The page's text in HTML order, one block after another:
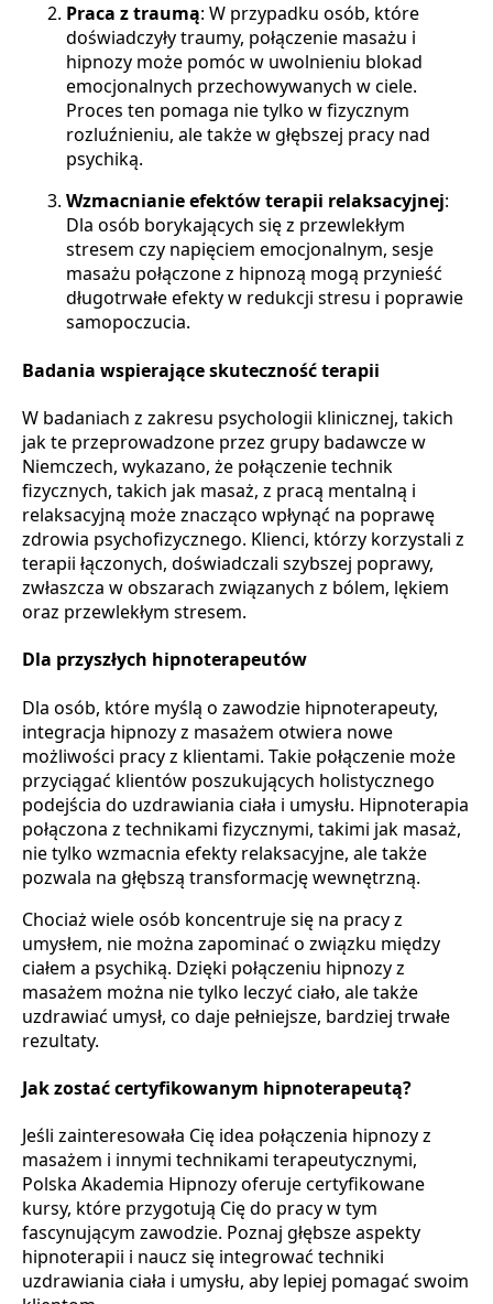
Praca z traumą: W przypadku osób, które
doświadczyły traumy, połączenie masażu i
hipnozy może pomóc w uwolnieniu blokad
emocjonalnych przechowywanych w ciele.
Proces ten pomaga nie tylko w fizycznym
rozluźnieniu, ale także w głębszej pracy nad
psychiką.
Wzmacnianie efektów terapii relaksacyjnej:
Dla osób borykających się z przewlekłym
stresem czy napięciem emocjonalnym, sesje
masażu połączone z hipnozą mogą przynieść
długotrwałe efekty w redukcji stresu i poprawie
samopoczucia.
Badania wspierające skuteczność terapii
W badaniach z zakresu psychologii klinicznej, takich
jak te przeprowadzone przez grupy badawcze w
Niemczech, wykazano, że połączenie technik
fizycznych, takich jak masaż, z pracą mentalną i
relaksacyjną może znacząco wpłynąć na poprawę
zdrowia psychofizycznego. Klienci, którzy korzystali z
terapii łączonych, doświadczali szybszej poprawy,
zwłaszcza w obszarach związanych z bólem, lękiem
oraz przewlekłym stresem.
Dla przyszłych hipnoterapeutów
Dla osób, które myślą o zawodzie hipnoterapeuty,
integracja hipnozy z masażem otwiera nowe
możliwości pracy z klientami. Takie połączenie może
przyciągać klientów poszukujących holistycznego
podejścia do uzdrawiania ciała i umysłu. Hipnoterapia
połączona z technikami fizycznymi, takimi jak masaż,
nie tylko wzmacnia efekty relaksacyjne, ale także
pozwala na głębszą transformację wewnętrzną.
Chociaż wiele osób koncentruje się na pracy z
umysłem, nie można zapominać o związku między
ciałem a psychiką. Dzięki połączeniu hipnozy z
masażem można nie tylko leczyć ciało, ale także
uzdrawiać umysł, co daje pełniejsze, bardziej trwałe
rezultaty.
Jak zostać certyfikowanym hipnoterapeutą?
Jeśli zainteresowała Cię idea połączenia hipnozy z
masażem i innymi technikami terapeutycznymi,
Polska Akademia Hipnozy oferuje certyfikowane
kursy, które przygotują Cię do pracy w tym
fascynującym zawodzie. Poznaj głębsze aspekty
hipnoterapii i naucz się integrować techniki
uzdrawiania ciała i umysłu, aby lepiej pomagać swoim